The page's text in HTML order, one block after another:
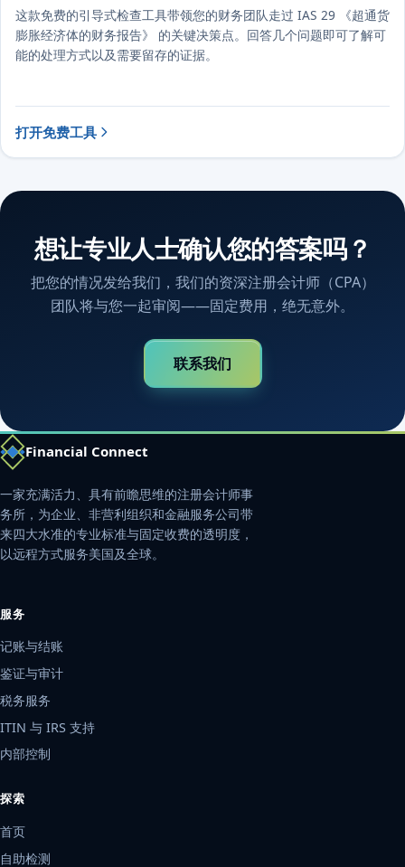
这款免费的引导式检查工具带领您的财务团队走过 IAS 29 《超通货
膨胀经济体的财务报告》 的关键决策点。回答几个问题即可了解可
能的处理方式以及需要留存的证据。
打开免费工具
想让专业人士确认您的答案吗？
把您的情况发给我们，我们的资深注册会计师（CPA）
团队将与您一起审阅——固定费用，绝无意外。
联系我们
Financial Connect
一家充满活力、具有前瞻思维的注册会计师事
务所，为企业、非营利组织和金融服务公司带
来四大水准的专业标准与固定收费的透明度，
以远程方式服务美国及全球。
服务
记账与结账
鉴证与审计
税务服务
ITIN 与 IRS 支持
内部控制
探索
首页
自助检测